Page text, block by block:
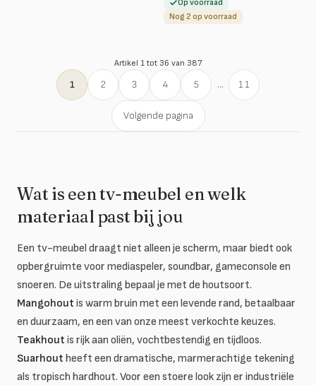
Op voorraad
Nog 2 op voorraad
Artikel 1 tot 36 van 387
1 2 3 4 5 ... 11
Volgende pagina
Wat is een tv-meubel en welk
materiaal past bij jou
Een tv-meubel draagt niet alleen je scherm, maar biedt ook
opbergruimte voor mediaspeler, soundbar, gameconsole en
snoeren. De uitstraling bepaal je met de houtsoort.
Mangohout is warm bruin met een levende rand, betaalbaar
en duurzaam, en een van onze meest verkochte keuzes.
Teakhout is rijk aan oliën, vochtbestendig en tijdloos.
Suarhout heeft een dramatische, marmerachtige tekening
als tropisch hardhout. Voor een stoere look zijn er industriële